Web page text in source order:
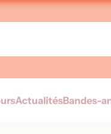
ActualitésBandes-